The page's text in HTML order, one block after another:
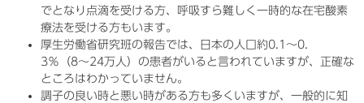
でとなり点滴を受ける方、呼吸すら難しく一時的な在宅酸素
療法を受ける方もいます。
厚生労働省研究班の報告では、日本の人口約0.1〜0.
3％（8〜24万人）の患者がいると言われていますが、正確な
ところはわかっていません。
調子の良い時と悪い時がある方も多くいますが、一般的に知